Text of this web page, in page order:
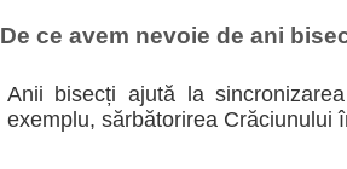
De ce avem nevoie de ani
Anii bisecți ajută la
exemplu, sărbătorirea Crăciunului